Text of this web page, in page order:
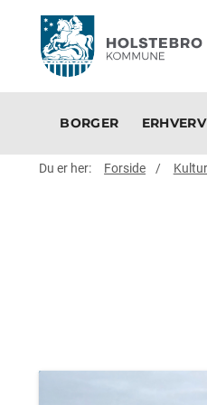
BORGER ERHVERV
Du er her: Forside